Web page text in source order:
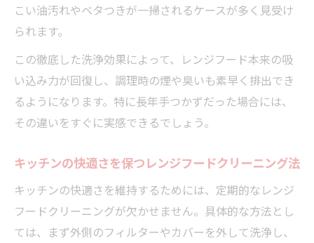
こい油汚れやベタつきが一掃されるケースが多く見受け
られます。
この徹底した洗浄効果によって、レンジフード本来の吸
い込み力が回復し、調理時の煙や臭いも素早く排出でき
るようになります。特に長年手つかずだった場合には、
その違いをすぐに実感できるでしょう。
キッチンの快適さを保つレンジフードクリーニング法
キッチンの快適さを維持するためには、定期的なレンジ
フードクリーニングが欠かせません。具体的な方法とし
ては、まず外側のフィルターやカバーを外して洗浄し、